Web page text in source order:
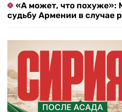
«А может, что похуже»:
судьбу Армении в случае